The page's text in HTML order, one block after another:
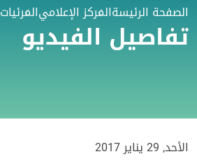
الصفحة الرئيسةالمركز الإعلاميالمرئيات
تفاصيل الفيديو
الأحد, 29 يناير 2017